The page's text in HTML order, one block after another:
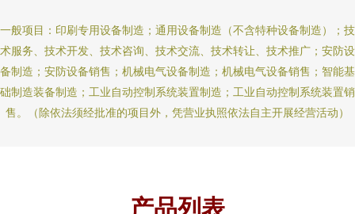
一般项目：印刷专用设备制造；通用设备制造（不含特种设备制造）；技
术服务、技术开发、技术咨询、技术交流、技术转让、技术推广；安防设
备制造；安防设备销售；机械电气设备制造；机械电气设备销售；智能基
础制造装备制造；工业自动控制系统装置制造；工业自动控制系统装置销
售。（除依法须经批准的项目外，凭营业执照依法自主开展经营活动）
产品列表